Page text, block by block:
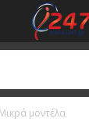
Μικρά μοντέλα